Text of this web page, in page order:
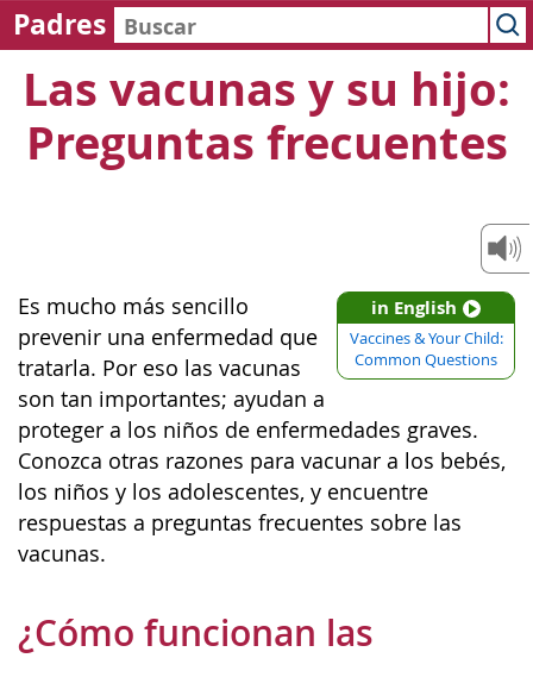
Padres
Las vacunas y su hijo:
Preguntas frecuentes
in English
Vaccines & Your Child:
Common Questions
Es mucho más sencillo
prevenir una enfermedad que
tratarla. Por eso las vacunas
son tan importantes; ayudan a
proteger a los niños de enfermedades graves.
Conozca otras razones para vacunar a los bebés,
los niños y los adolescentes, y encuentre
respuestas a preguntas frecuentes sobre las
vacunas.
¿Cómo funcionan las